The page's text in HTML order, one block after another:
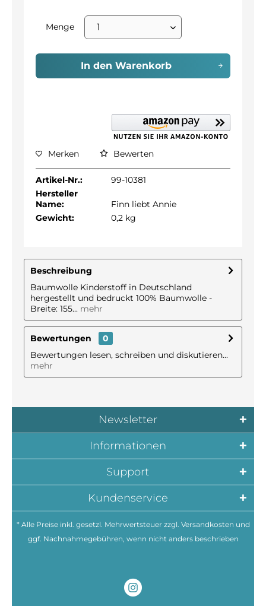
Menge
In den Warenkorb
Merken Bewerten
Artikel-Nr.:
99-10381
Hersteller
Name:
Finn liebt Annie
Gewicht:
0,2 kg
Beschreibung
Baumwolle Kinderstoff in Deutschland
hergestellt und bedruckt 100% Baumwolle -
Breite: 155... mehr
Bewertungen
0
Bewertungen lesen, schreiben und diskutieren...
mehr
Kundenservice
Support
Informationen
Newsletter
* Alle Preise inkl. gesetzl. Mehrwertsteuer zzgl. Versandkosten und
ggf. Nachnahmegebühren, wenn nicht anders beschrieben